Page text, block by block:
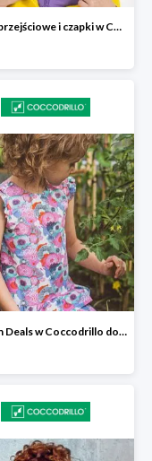
Kurtki przejściowe i czapki w Coccodrillo -20% przy zakupie dwóch produuktów
Fashion Deals w Coccodrillo do -40%